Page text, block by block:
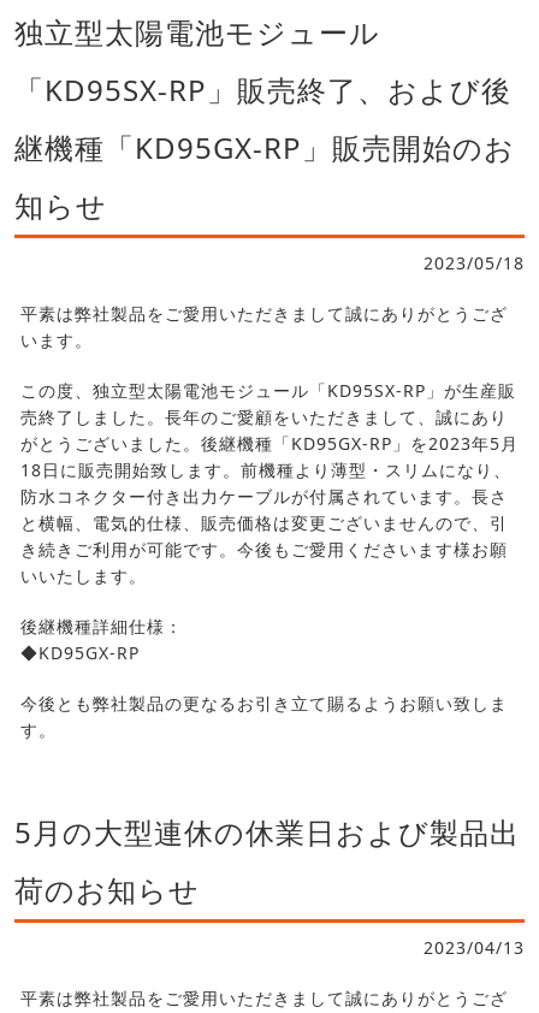
独立型太陽電池モジュール
「KD95SX-RP」販売終了、および後
継機種「KD95GX-RP」販売開始のお
知らせ
2023/05/18
平素は弊社製品をご愛用いただきまして誠にありがとうござ
います。
この度、独立型太陽電池モジュール「KD95SX-RP」が生産販
売終了しました。長年のご愛顧をいただきまして、誠にあり
がとうございました。後継機種「KD95GX-RP」を2023年5月
18日に販売開始致します。前機種より薄型・スリムになり、
防水コネクター付き出力ケーブルが付属されています。長さ
と横幅、電気的仕様、販売価格は変更ございませんので、引
き続きご利用が可能です。今後もご愛用くださいます様お願
いいたします。
後継機種詳細仕様：
◆KD95GX-RP
今後とも弊社製品の更なるお引き立て賜るようお願い致しま
す。
5月の大型連休の休業日および製品出
荷のお知らせ
2023/04/13
平素は弊社製品をご愛用いただきまして誠にありがとうござ